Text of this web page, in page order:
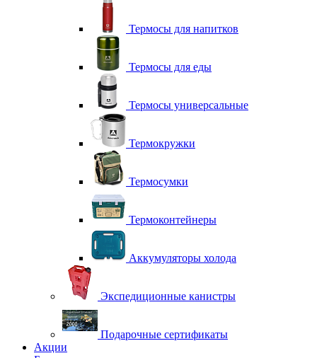
Термосы для напитков
Термосы для еды
Термосы универсальные
Термокружки
Термосумки
Термоконтейнеры
Аккумуляторы холода
Экспедиционные канистры
Подарочные сертификаты
Акции